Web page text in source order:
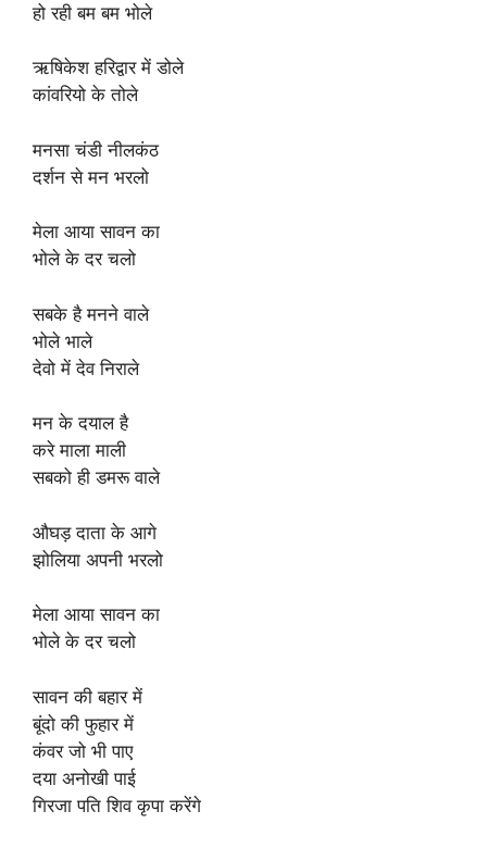
हो रही बम बम भोले
ऋषिकेश हरिद्वार में डोले
कांवरियो के तोले
मनसा चंडी नीलकंठ
दर्शन से मन भरलो
मेला आया सावन का
भोले के दर चलो
सबके है मनने वाले
भोले भाले
देवो में देव निराले
मन के दयाल है
करे माला माली
सबको ही डमरू वाले
औघड़ दाता के आगे
झोलिया अपनी भरलो
मेला आया सावन का
भोले के दर चलो
सावन की बहार में
बूंदो की फुहार में
कंवर जो भी पाए
दया अनोखी पाई
गिरजा पति शिव कृपा करेंगे